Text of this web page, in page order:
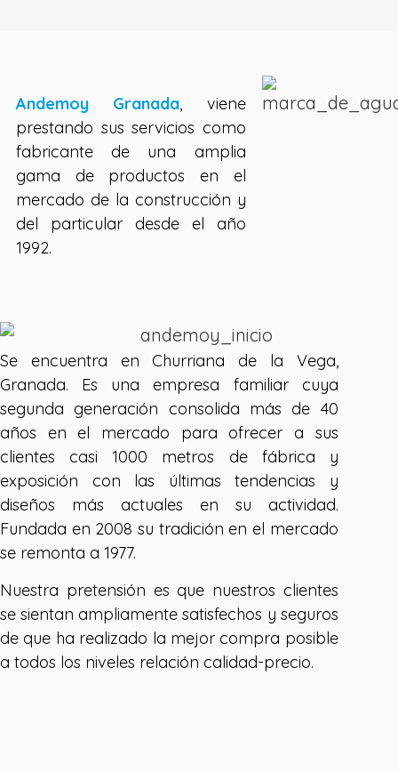
Andemoy Granada, viene
prestando sus servicios como
fabricante de una amplia
gama de productos en el
mercado de la construcción y
del particular desde el año
1992.
Se encuentra en Churriana de la Vega,
Granada. Es una empresa familiar cuya
segunda generación consolida más de 40
años en el mercado para ofrecer a sus
clientes casi 1000 metros de fábrica y
exposición con las últimas tendencias y
diseños más actuales en su actividad.
Fundada en 2008 su tradición en el mercado
se remonta a 1977.
Nuestra pretensión es que nuestros clientes
se sientan ampliamente satisfechos y seguros
de que ha realizado la mejor compra posible
a todos los niveles relación calidad-precio.